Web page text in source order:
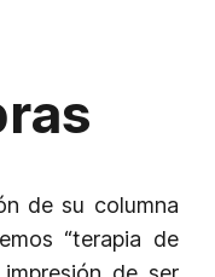
de su columna
“terapia de